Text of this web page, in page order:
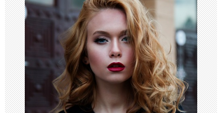
i
g
a
t
i
o